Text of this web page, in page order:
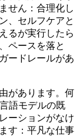
せん：合理化し
、セルフケアと
るが実行したら
ペースを落と
ードレールがあ
があります。何
語モデルの既
ーションがなけ
す：平凡な仕事